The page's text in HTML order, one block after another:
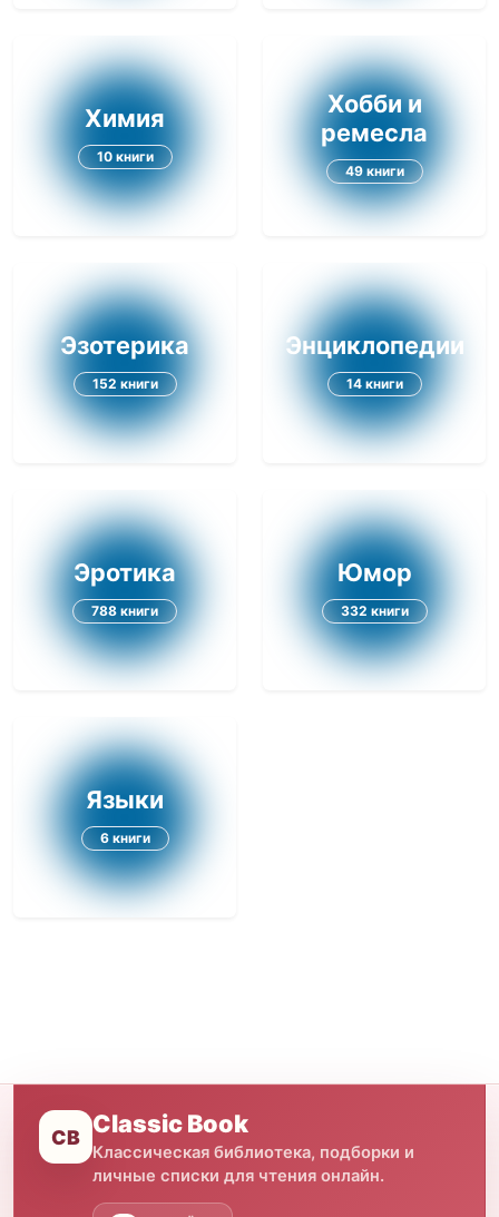
Химия
10 книги
Хобби и
ремесла
49 книги
Эзотерика
152 книги
Энциклопедии
14 книги
Эротика
788 книги
Юмор
332 книги
Языки
6 книги
CB Classic Book
Классическая библиотека, подборки и
личные списки для чтения онлайн.